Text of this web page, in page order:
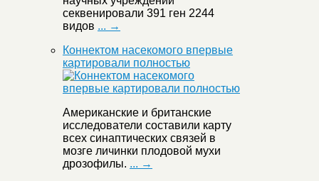
секвенировали 391 ген 2244
видов ... →
Коннектом насекомого впервые
картировали полностью
Американские и британские
исследователи составили карту
всех синаптических связей в
мозге личинки плодовой мухи
дрозофилы. ... →